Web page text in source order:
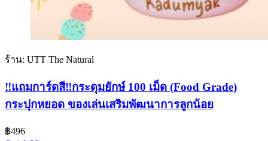
ร้าน: UTT The Natural
‼แถมการ์ดสี‼กระดุมยักษ์ 100 เม็ด (Food Grade)
กระปุกหยอด ของเล่นเสริมพัฒนาการลูกน้อย
฿496